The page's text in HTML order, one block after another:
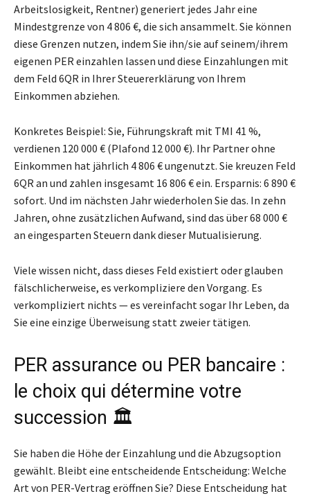
Arbeitslosigkeit, Rentner) generiert jedes Jahr eine
Mindestgrenze von 4 806 €, die sich ansammelt. Sie können
diese Grenzen nutzen, indem Sie ihn/sie auf seinem/ihrem
eigenen PER einzahlen lassen und diese Einzahlungen mit
dem Feld 6QR in Ihrer Steuererklärung von Ihrem
Einkommen abziehen.
Konkretes Beispiel: Sie, Führungskraft mit TMI 41 %,
verdienen 120 000 € (Plafond 12 000 €). Ihr Partner ohne
Einkommen hat jährlich 4 806 € ungenutzt. Sie kreuzen Feld
6QR an und zahlen insgesamt 16 806 € ein. Ersparnis: 6 890 €
sofort. Und im nächsten Jahr wiederholen Sie das. In zehn
Jahren, ohne zusätzlichen Aufwand, sind das über 68 000 €
an eingesparten Steuern dank dieser Mutualisierung.
Viele wissen nicht, dass dieses Feld existiert oder glauben
fälschlicherweise, es verkompliziere den Vorgang. Es
verkompliziert nichts — es vereinfacht sogar Ihr Leben, da
Sie eine einzige Überweisung statt zweier tätigen.
PER assurance ou PER bancaire :
le choix qui détermine votre
succession 🏛️
Sie haben die Höhe der Einzahlung und die Abzugsoption
gewählt. Bleibt eine entscheidende Entscheidung: Welche
Art von PER-Vertrag eröffnen Sie? Diese Entscheidung hat